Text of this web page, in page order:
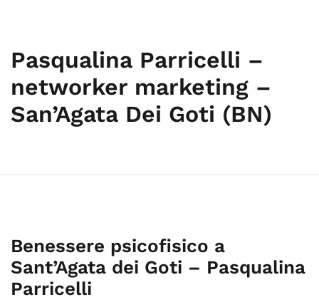
Pasqualina Parricelli –
networker marketing –
San’Agata Dei Goti (BN)
Benessere psicofisico a
Sant’Agata dei Goti – Pasqualina
Parricelli